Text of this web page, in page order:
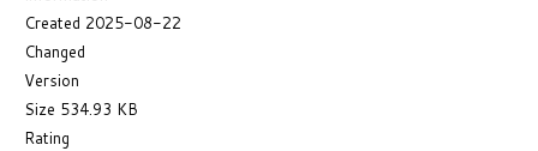
Created 2025-08-22
Changed
Version
Size 534.93 KB
Rating